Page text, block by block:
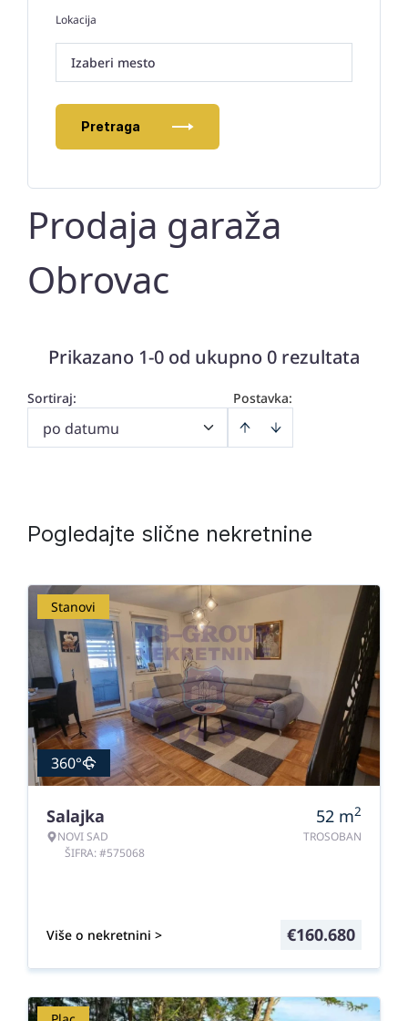
Lokacija
Izaberi mesto
Pretraga
Prodaja garaža
Obrovac
Prikazano 1-0 od ukupno 0 rezultata
Postavka:
Sortiraj:
po datumu
Pogledajte slične nekretnine
Stanovi
360°
Salajka
NOVI SAD
ŠIFRA: #575068
52 m2
TROSOBAN
Više o nekretnini > €160.680